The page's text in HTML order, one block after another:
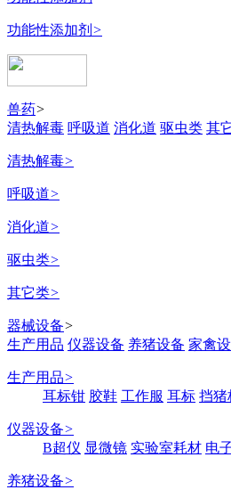
功能性添加剂 >
兽药>
清热解毒 呼吸道 消化道 驱虫类 其
清热解毒>
呼吸道>
消化道>
驱虫类>
其它类>
器械设备>
生产用品 仪器设备 养猪设备 家禽
生产用品>
耳标钳 胶鞋 工作服 耳标 挡猪
仪器设备>
B超仪 显微镜 实验室耗材 电
养猪设备>